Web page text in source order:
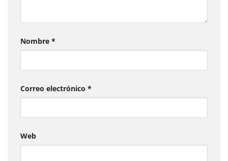
Nombre *
Correo electrónico *
Web